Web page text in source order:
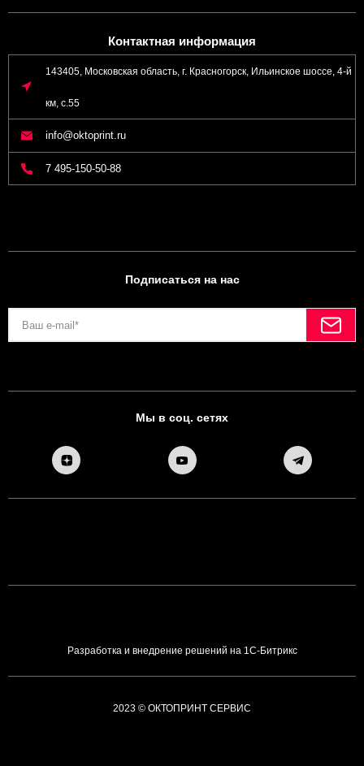
Контактная информация
143405, Московская область, г. Красногорск, Ильинское шоссе, 4-й
км, с.55
info@oktoprint.ru
7 495-150-50-88
Подписаться на нас
Мы в соц. сетях
Разработка и внедрение решений на 1С-Битрикс
2023 © ОКТОПРИНТ СЕРВИС